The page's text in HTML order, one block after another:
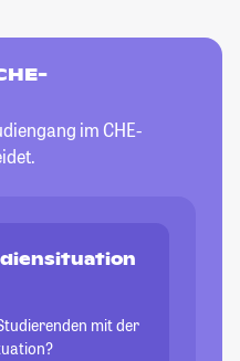
im CHE-
mit der